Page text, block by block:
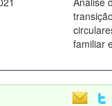
familiar